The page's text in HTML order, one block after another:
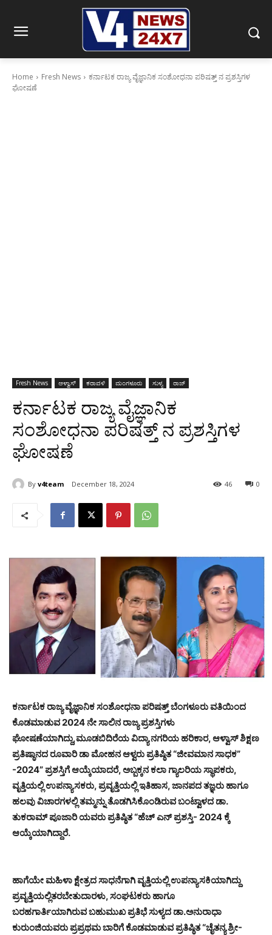
Home Fresh News
ಕರ್ನಾಟಕ ರಾಜ್ಯ ವೈಜ್ಞಾನಿಕ ಸಂಶೋಧನಾ ಪರಿಷತ್ತ್ ನ ಪ್ರಶಸ್ತಿಗಳ
ಘೋಷಣೆ
Fresh News ಆಳ್ವಾಸ್ ಕರಾವಳಿ ಮಂಗಳೂರು ಸುಳ್ಯ ರಾಜ್
ಕರ್ನಾಟಕ ರಾಜ್ಯ ವೈಜ್ಞಾನಿಕ
ಸಂಶೋಧನಾ ಪರಿಷತ್ತ್ ನ ಪ್ರಶಸ್ತಿಗಳ
ಘೋಷಣೆ
By v4team December 18, 2024 0
46
ಕರ್ನಾಟಕ ರಾಜ್ಯ ವೈಜ್ಞಾನಿಕ ಸಂಶೋಧನಾ ಪರಿಷತ್ತ್ ಬೆಂಗಳೂರು ವತಿಯಿಂದ
ಕೊಡಮಾಡುವ 2024 ನೇ ಸಾಲಿನ ರಾಜ್ಯ ಪ್ರಶಸ್ತಿಗಳು
ಘೋಷಣೆಯಾಗಿದ್ದು,ಮೂಡಬಿದಿರೆಯ ವಿದ್ಯಾ ನಗರಿಯ ಹರಿಕಾರ, ಆಳ್ವಾಸ್ ಶಿಕ್ಷಣ
ಪ್ರತಿಷ್ಠಾನದ ರೂವಾರಿ ಡಾ ಮೋಹನ ಆಳ್ವರು ಪ್ರತಿಷ್ಠಿತ “ಜೀವಮಾನ ಸಾಧಕ”
-2024” ಪ್ರಶಸ್ತಿಗೆ ಆಯ್ಕೆಯಾದರೆ, ಅಬ್ಬಕ್ಕನ ಕಲಾ ಗ್ಯಾಲರಿಯ ಸ್ಥಾಪಕರು,
ವೃತ್ತಿಯಲ್ಲಿ ಉಪನ್ಯಾಸಕರು, ಪ್ರವೃತ್ತಿಯಲ್ಲಿ ಇತಿಹಾಸ, ಜಾನಪದ ತಜ್ಞರು ಹಾಗೂ
ಹಲವು ವಿಚಾರಗಳಲ್ಲಿ ತಮ್ಮನ್ನು ತೊಡಗಿಸಿಕೊಂಡಿರುವ ಬಂಟ್ವಾಳದ ಡಾ.
ತುಕರಾಮ್ ಪೂಜಾರಿ ಯವರು ಪ್ರತಿಷ್ಠಿತ “ಹೆಚ್ ಎನ್ ಪ್ರಶಸ್ತಿ- 2024 ಕ್ಕೆ
ಆಯ್ಕೆಯಾಗಿದ್ದಾರೆ.
ಹಾಗೆಯೇ ಮಹಿಳಾ ಕ್ಷೇತ್ರದ ಸಾಧನೆಗಾಗಿ ವೃತ್ತಿಯಲ್ಲಿ ಉಪನ್ಯಾಸಕಿಯಾಗಿದ್ದು
ಪ್ರವೃತ್ತಿಯಲ್ಲಿತರಬೇತುದಾರಳು, ಸಂಘಟಕರು ಹಾಗೂ
ಬರಹಗಾರ್ತಿಯಾಗಿರುವ ಬಹುಮುಖ ಪ್ರತಿಭೆ ಸುಳ್ಯದ ಡಾ.ಅನುರಾಧಾ
ಕುರುಂಜಿಯವರು ಪ್ರಪ್ರಥಮ ಬಾರಿಗೆ ಕೊಡಮಾಡುವ ಪ್ರತಿಷ್ಠಿತ “ಚೈತನ್ಯ ಶ್ರೀ-